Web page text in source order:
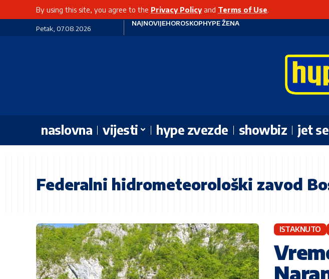
By using this site, you agree to the Privacy Policyand Terms of Use.
Petak, 07.08.2026
NAJNOVIJEHOROSKOPHYPE ŽENA
naslovna vijesti hype zvezde showbiz jet
Federalni hidrometeorološki zavod
ISTAKNUTO